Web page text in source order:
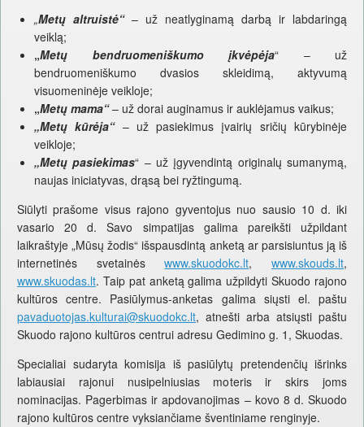
„Metų altruistė“– už neatlyginamą darbą ir labdaringą
veiklą;
„Metų bendruomeniškumo įkvėpėja“ – už
bendruomeniškumo dvasios skleidimą, aktyvumą
visuomeninėje veikloje;
„Metų mama“– už dorai auginamus ir auklėjamus vaikus;
„Metų kūrėja“– už pasiekimus įvairių sričių kūrybinėje
veikloje;
„Metų pasiekimas“ – už įgyvendintą originalų sumanymą,
naujas iniciatyvas, drąsą bei ryžtingumą.
Siūlyti prašome visus rajono gyventojus nuo sausio 10 d. iki
vasario 20 d. Savo simpatijas galima pareikšti užpildant
laikraštyje „Mūsų žodis“ išspausdintą anketą ar parsisiuntus ją iš
internetinės svetainėswww.skuodokc.lt,www.skouds.lt,
www.skuodas.lt. Taip pat anketą galima užpildyti Skuodo rajono
kultūros centre. Pasiūlymus-anketas galima siųsti el. paštu
pavaduotojas.kulturai@skuodokc.lt, atnešti arba atsiųsti paštu
Skuodo rajono kultūros centrui adresu Gedimino g. 1, Skuodas.
Specialiai sudaryta komisija iš pasiūlytų pretendenčių išrinks
labiausiai rajonui nusipelniusias moteris ir skirs joms
nominacijas. Pagerbimas ir apdovanojimas – kovo 8 d. Skuodo
rajono kultūros centre vyksiančiame šventiniame renginyje.